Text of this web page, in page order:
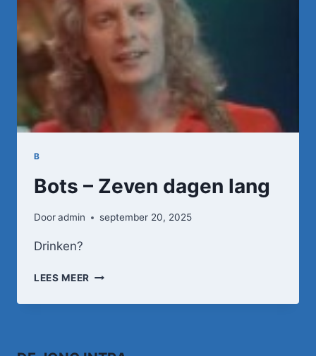
B
Bots – Zeven dagen lang
Dooradmin september 20, 2025
Drinken?
LEES MEER BOTS
ZEVEN